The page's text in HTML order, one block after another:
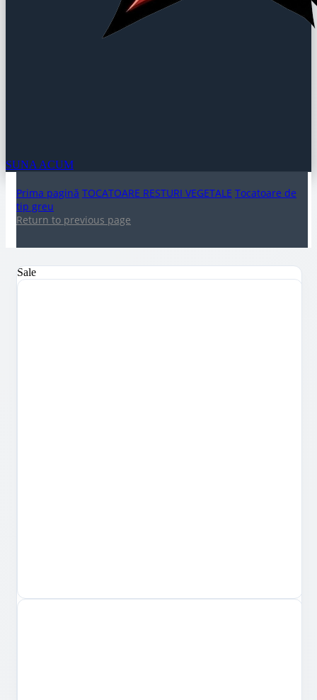
SUNA ACUM
Prima pagină TOCATOARE RESTURI VEGETALE Tocatoare de
tip greu
Return to previous page
Sale